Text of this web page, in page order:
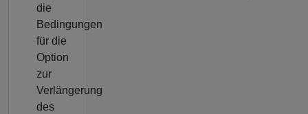
die
Bedingungen
für die
Option
zur
Verlängerung
des